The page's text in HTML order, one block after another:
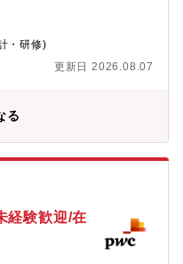
ます。【業務内容】■採用を
プロジェクトマネジメント■
）との折衝、リレーション
媒体、SNS等）の活用■採
を用います）■採用関連プロ
Japanグループでは、事
ティング部門および税理士
を増員募集しています。年
の高い人財を迎え入れるた
ドできる即戦力人材を求
ジネス成長に直結する採用
働き方】■実働7時間■コアな
■平均残業時間30時間【組
・研修)
更新日 2026.08.07
る
経験歓迎/在